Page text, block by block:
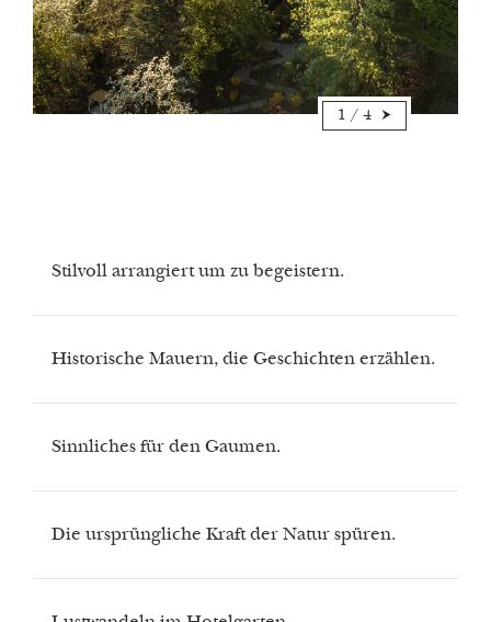
1 / 4
Stilvoll arrangiert um zu begeistern.
Historische Mauern, die Geschichten erzählen.
Sinnliches für den Gaumen.
Die ursprüngliche Kraft der Natur spüren.